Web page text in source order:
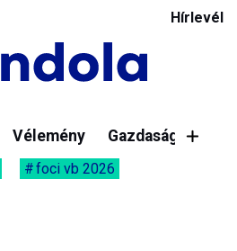
Hírlevél
Vélemény Gazdaság
foci vb 2026